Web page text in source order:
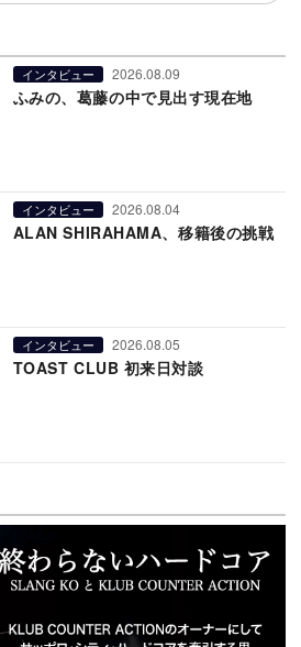
インタビュー 2026.08.09
ふみの、葛藤の中で見出す現在地
インタビュー 2026.08.04
ALAN SHIRAHAMA、移籍後の挑戦
インタビュー 2026.08.05
TOAST CLUB 初来日対談